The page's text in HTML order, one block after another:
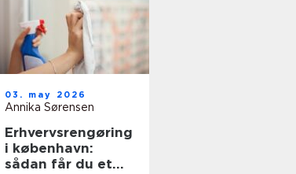
03. may 2026
Annika Sørensen
Erhvervsrengøring
i københavn:
sådan får du et